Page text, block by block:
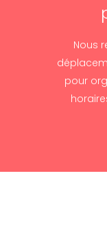
Nous
pour